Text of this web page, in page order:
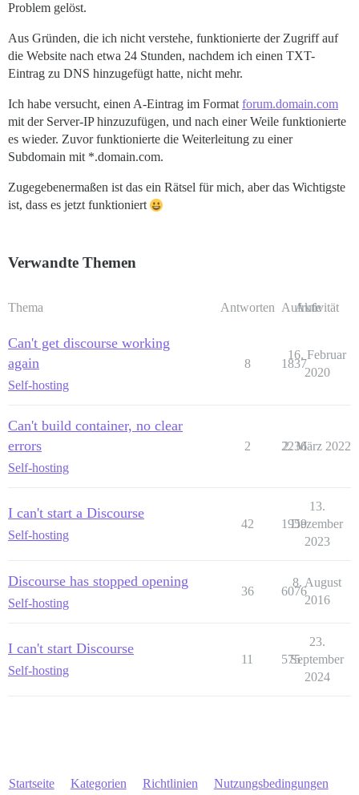
Problem gelöst.
Aus Gründen, die ich nicht verstehe, funktionierte der Zugriff auf
die Website nach etwa 24 Stunden, nachdem ich einen TXT-
Eintrag zu DNS hinzugefügt hatte, nicht mehr.
Ich habe versucht, einen A-Eintrag im Format forum.domain.com
mit der Server-IP hinzuzufügen, und nach einer Weile funktionierte
es wieder. Zuvor funktionierte die Weiterleitung zu einer
Subdomain mit *.domain.com.
Zugegebenermaßen ist das ein Rätsel für mich, aber das Wichtigste
ist, dass es jetzt funktioniert
Verwandte Themen
Thema Antworten Aufrufe
Aktivität
Can't get discourse working
again
Self-hosting
8 1837
16. Februar
2020
Can't build container, no clear
errors
Self-hosting
2 2236
2. März 2022
I can't start a Discourse
Self-hosting
42 1959
13.
Dezember
2023
Discourse has stopped opening
Self-hosting
36 6076
8. August
2016
I can't start Discourse
Self-hosting
11 575
23.
September
2024
Startseite Kategorien Richtlinien Nutzungsbedingungen